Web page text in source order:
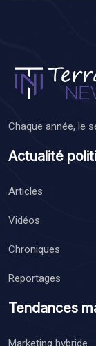
Chaque année, le
Actualité
Articles
Vidéos
Chroniques
Reportages
Tendances
Marketing hybride